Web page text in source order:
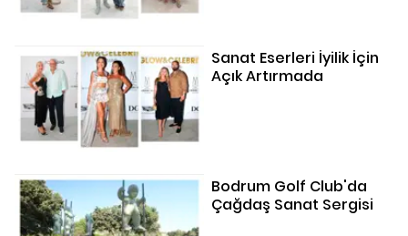
Sanat Eserleri İyilik İçin
Açık Artırmada
Bodrum Golf Club'da
Çağdaş Sanat Sergisi